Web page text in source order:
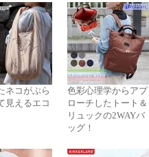
ネコがぶら
見えるエコ
色彩心理学からアプ
ローチしたトート＆
リュックの2WAYバ
ッグ！